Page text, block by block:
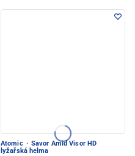
Atomic · Savor Amid Visor HD
lyžařská helma